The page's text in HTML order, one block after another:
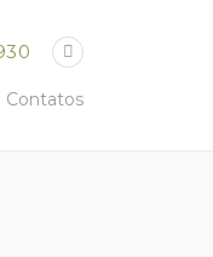
Contatos